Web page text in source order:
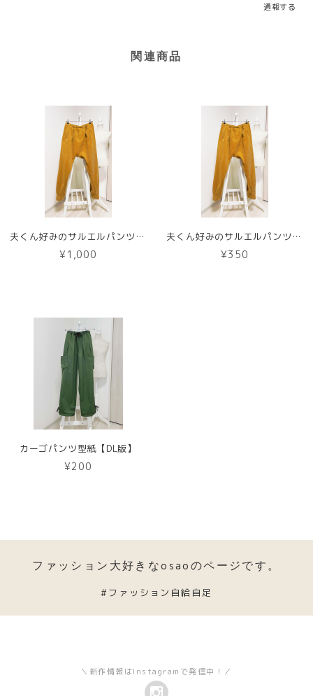
通報する
関連商品
夫くん好みのサルエルパンツ型紙【紙版】
¥1,000
夫くん好みのサルエルパンツ型紙【DL版】
¥350
カーゴパンツ型紙【DL版】
¥200
ファッション大好きなosaoのページです。
#ファッション自給自足
＼新作情報はInstagramで発信中！／